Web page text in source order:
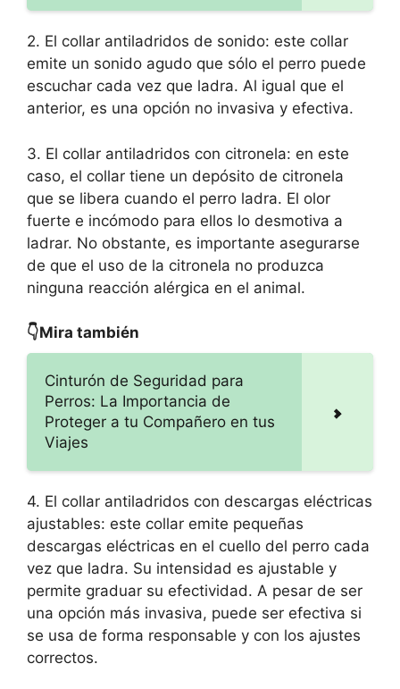
2. El collar antiladridos de sonido: este collar
emite un sonido agudo que sólo el perro puede
escuchar cada vez que ladra. Al igual que el
anterior, es una opción no invasiva y efectiva.
3. El collar antiladridos con citronela: en este
caso, el collar tiene un depósito de citronela
que se libera cuando el perro ladra. El olor
fuerte e incómodo para ellos lo desmotiva a
ladrar. No obstante, es importante asegurarse
de que el uso de la citronela no produzca
ninguna reacción alérgica en el animal.
👇Mira también
Cinturón de Seguridad para
Perros: La Importancia de
Proteger a tu Compañero en tus
Viajes
4. El collar antiladridos con descargas eléctricas
ajustables: este collar emite pequeñas
descargas eléctricas en el cuello del perro cada
vez que ladra. Su intensidad es ajustable y
permite graduar su efectividad. A pesar de ser
una opción más invasiva, puede ser efectiva si
se usa de forma responsable y con los ajustes
correctos.